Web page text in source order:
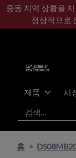
기
콘
바
글
중동 지역 상황을
정상적으로
제품 시
검색
홈